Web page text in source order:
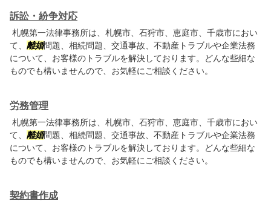
訴訟・紛争対応
札幌第一法律事務所は、札幌市、石狩市、恵庭市、千歳市におい
て、 離婚問題、相続問題、交通事故、不動産トラブルや企業法務
について、お客様のトラブルを解決しております。どんな些細な
ものでも構いませんので、お気軽にご相談ください。
労務管理
札幌第一法律事務所は、札幌市、石狩市、恵庭市、千歳市におい
て、 離婚問題、相続問題、交通事故、不動産トラブルや企業法務
について、お客様のトラブルを解決しております。どんな些細な
ものでも構いませんので、お気軽にご相談ください。
契約書作成